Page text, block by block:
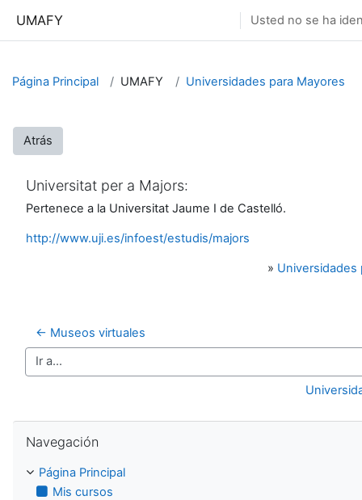
UMAFY Usted no se ha
Página Principal UMAFY Universidades para Mayores
Atrás
Universitat per a Majors:
Pertenece a la Universitat Jaume I de Castelló.
http://www.uji.es/infoest/estudis/majors
» Universidades
← Museos virtuales
Ir a...
Navegación
Página Principal
Mis cursos